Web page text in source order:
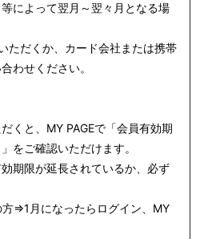
HOME
MOVIE
STORE
等によって翌月～翌々月となる場
ただくか、カード会社または携帯
わせください。
くと、MY PAGEで「会員有効期
をご確認いただけます。
期限が延長されているか、必ず
⇒1月になったらログイン、MY